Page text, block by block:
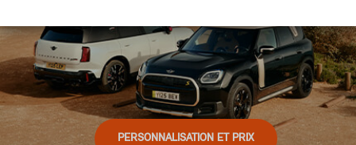
PERSONNALISATION ET PRIX